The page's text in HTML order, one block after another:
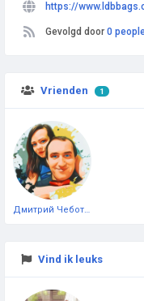
https://
Gevolgd door 0
Vrienden 1
Vind ik leuks